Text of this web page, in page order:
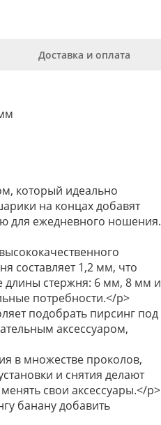
Доставка и оплата
который идеально
на концах добавят
для ежедневного ношения.
составляет 1,2 мм, что
длины стержня: 6 мм, 8 мм и
потребности.</p>
подобрать пирсинг под
аксессуаром,
в множестве проколов,
и снятия делают
свои аксессуары.</p>
банану добавить